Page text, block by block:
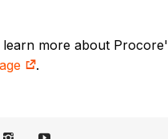
more about
.